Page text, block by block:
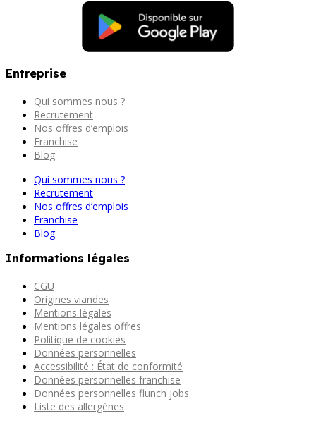
Entreprise
Qui sommes nous ?
Recrutement
Nos offres d’emplois
Franchise
Blog
Qui sommes nous ?
Recrutement
Nos offres d’emplois
Franchise
Blog
Informations légales
CGU
Origines viandes
Mentions légales
Mentions légales offres
Politique de cookies
Données personnelles
Accessibilité : État de conformité
Données personnelles franchise
Données personnelles flunch jobs
Liste des allergènes